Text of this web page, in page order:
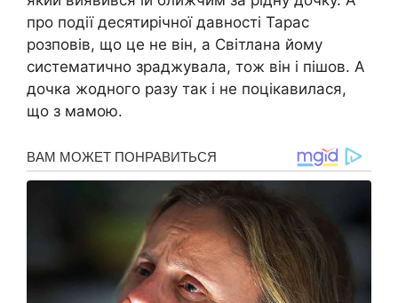
про події десятирічної давності Тарас
розповів, що це не він, а Світлана йому
систематично зраджувала, тож він і пішов. А
дочка жодного разу так і не поцікавилася,
що з мамою.